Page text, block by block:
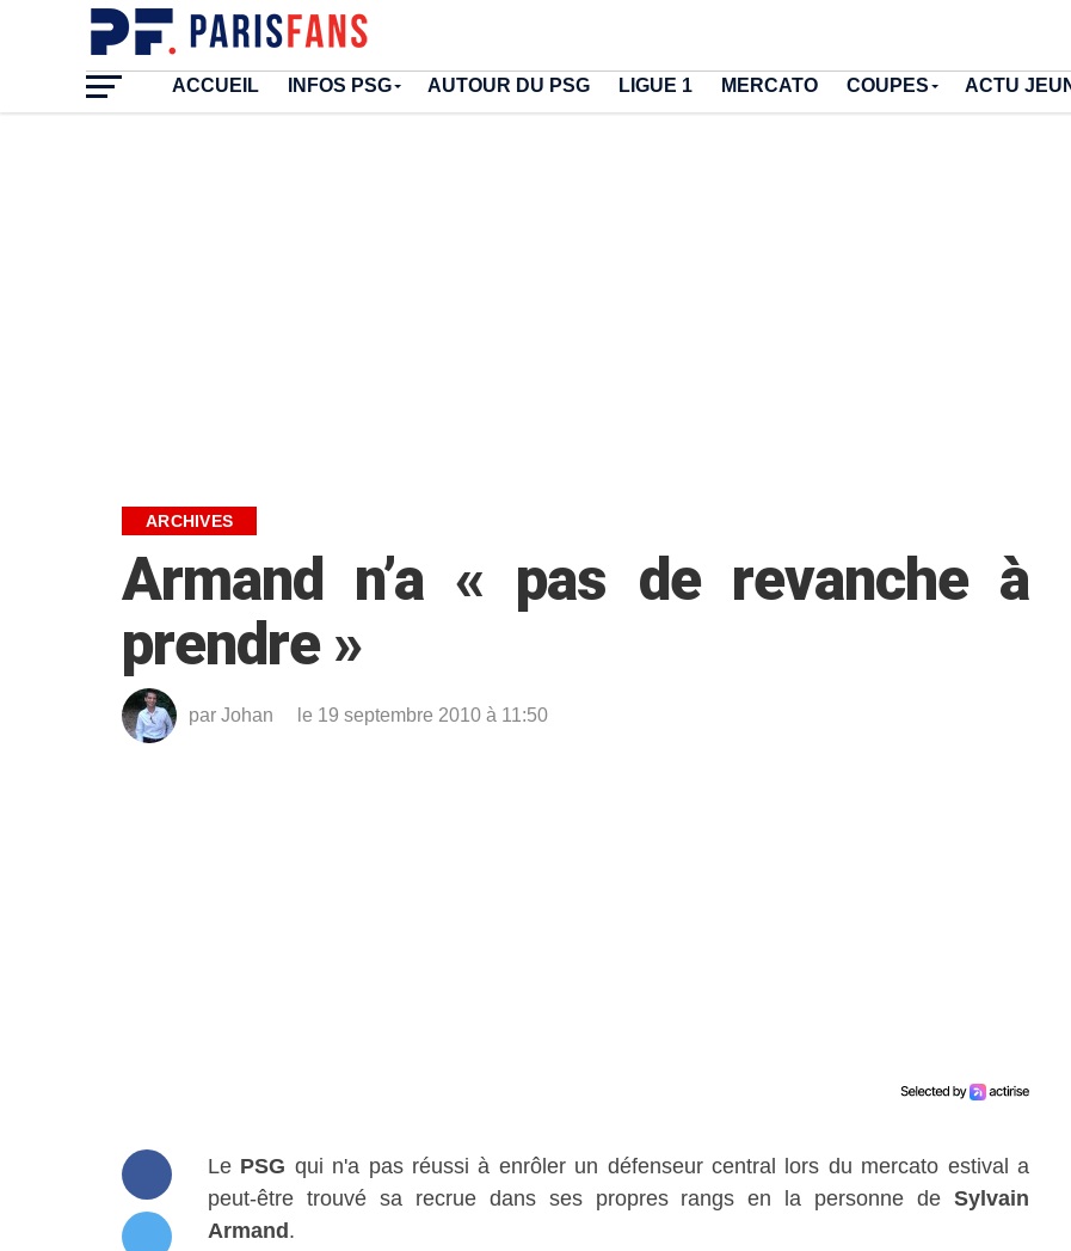
ACCUEIL INFOS PSG AUTOUR DU PSG LIGUE 1 MERCATO COUPES ACTU
ARCHIVES
Armand n’a « pas de revanche à
prendre »
par Johan le 19 septembre 2010 à 11:50
Le PSG qui n'a pas réussi à enrôler un défenseur central lors du mercato estival a
peut-être trouvé sa recrue dans ses propres rangs en la personne de Sylvain
Armand.